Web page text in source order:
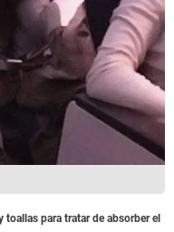
para tratar de absorber el